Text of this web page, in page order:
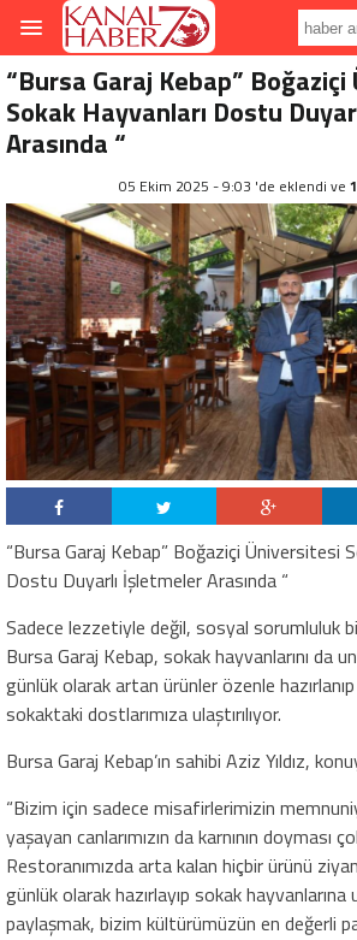
“Bursa Garaj Kebap”
Sokak Hayvanları Dostu
Arasında “
05 Ekim 2025 - 9:03 'de eklendi ve
“Bursa Garaj Kebap” Boğaziçi Üniversitesi
Dostu Duyarlı İşletmeler Arasında “
Sadece lezzetiyle değil, sosyal sorumluluk
Bursa Garaj Kebap, sokak hayvanlarını da
günlük olarak artan ürünler özenle
sokaktaki dostlarımıza ulaştırılıyor.
Bursa Garaj Kebap’ın sahibi Aziz Yıldız,
“Bizim için sadece misafirlerimizin
yaşayan canlarımızın da karnının doyması
Restoranımızda arta kalan hiçbir ürünü
günlük olarak hazırlayıp sokak hayvanlarına
paylaşmak, bizim kültürümüzün en değerli